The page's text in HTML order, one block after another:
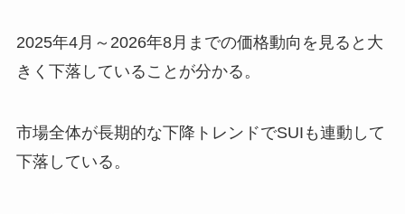
2025年4月～2026年8月までの価格動向を見ると大
きく下落していることが分かる。
市場全体が長期的な下降トレンドでSUIも連動して
下落している。